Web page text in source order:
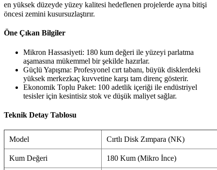
en yüksek düzeyde yüzey kalitesi hedeflenen projelerde ayna bitişi
öncesi zemini kusursuzlaştırır.
Öne Çıkan Bilgiler
Mikron Hassasiyeti: 180 kum değeri ile yüzeyi parlatma
aşamasına mükemmel bir şekilde hazırlar.
Güçlü Yapışma: Profesyonel cırt tabanı, büyük disklerdeki
yüksek merkezkaç kuvvetine karşı tam direnç gösterir.
Ekonomik Toplu Paket: 100 adetlik içeriği ile endüstriyel
tesisler için kesintisiz stok ve düşük maliyet sağlar.
Teknik Detay Tablosu
Model Cırtlı Disk Zımpara (NK)
Kum Değeri 180 Kum (Mikro İnce)